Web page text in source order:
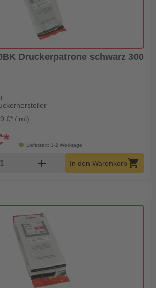
Druckerpatrone schwarz 300
€* / ml)
Lieferzeit: 1-2 Werktage
Warenkorb Menge
add In den Warenkorbshopping_cart